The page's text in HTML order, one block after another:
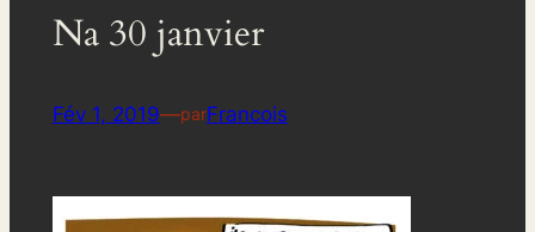
Na 30 janvier
Fév 1, 2019—parFrancois